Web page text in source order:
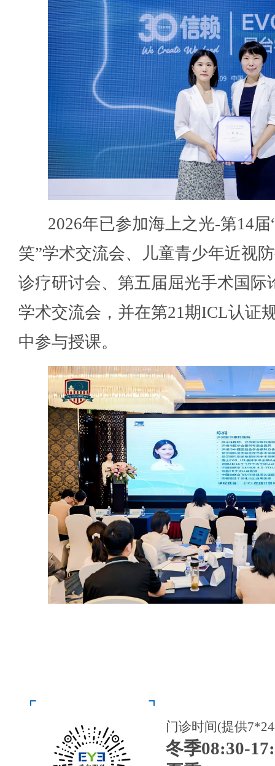
2026年已参加海上之光-第14
笑”学术交流会、儿童青少年近视
诊疗研讨会、第五届屈光手术国际
学术交流会，并在第21期ICL认证
中参与授课。
门诊时间(提供
冬季08:30-